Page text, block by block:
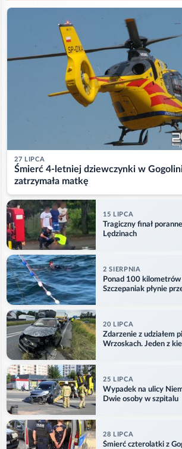
27 LIPCA
Śmierć 4-letniej dziewczynki w
zatrzymała matkę
15 LIPCA
Tragiczny finał
Lędzinach
2 SIERPNIA
Ponad 100 kilometrów
Szczepaniak płynie
20 LIPCA
Zdarzenie z udziałem
Wrzoskach. Jeden z
25 LIPCA
Wypadek na ulicy
Dwie osoby w szpitalu
28 LIPCA
Śmierć czterolatki z